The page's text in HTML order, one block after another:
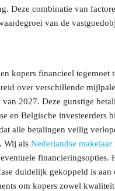
Deze combinatie van
van de
kopers financieel tegemoet
over verschillende
2027. Deze gunstige
en Belgische investeerders
alle betalingen veilig
Wij als Nederlandse makelaar
financieringsopties.
duidelijk gekoppeld is aan
om kopers zowel